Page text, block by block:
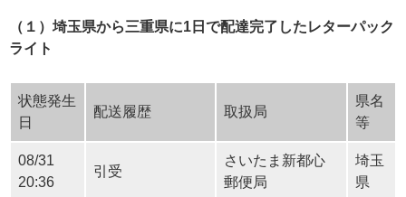
（１）埼玉県から三重県に1日で配達完了したレターパック
ライト
状態発生
日
配送履歴 取扱局
県名
等
08/31
20:36
引受
さいたま新都心
郵便局
埼玉
県